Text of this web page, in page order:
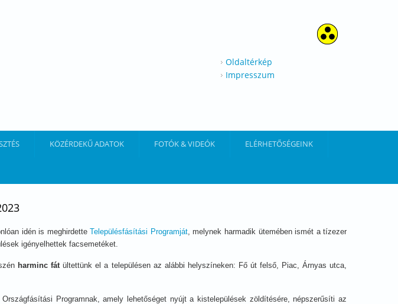
Oldaltérkép
Impresszum
KÖZÉRDEKŰ ADATOK FOTÓK & VIDEÓK ELÉRHETŐSÉGEINK
idén is meghirdetteTelepülésfásítási Programját, melynek harmadik ütemében ismét a tízezer
igényelhettek facsemetéket.
harminc fátültettünk el a településen az alábbi helyszíneken: Fő út felső, Piac, Árnyas utca,
Programnak, amely lehetőséget nyújt a kistelepülések zöldítésére, népszerűsíti az